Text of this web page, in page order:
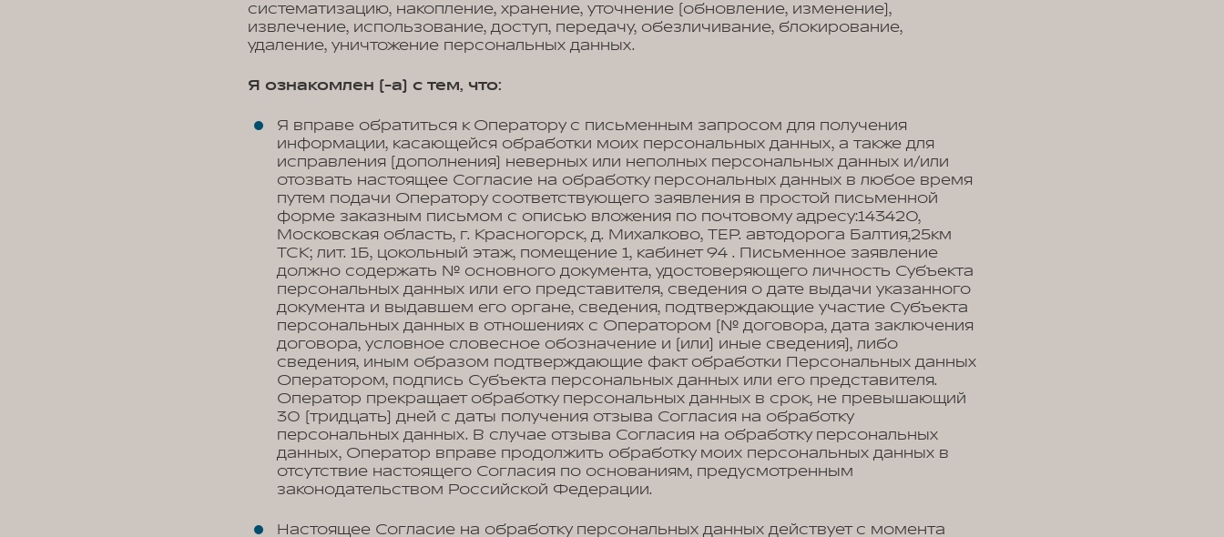
систематизацию, накопление, хранение, уточнение (обновление, изменение),
извлечение, использование, доступ, передачу, обезличивание, блокирование,
удаление, уничтожение персональных данных.
Я ознакомлен (-а) с тем, что:
Я вправе обратиться к Оператору с письменным запросом для получения
информации, касающейся обработки моих персональных данных, а также для
исправления (дополнения) неверных или неполных персональных данных и/или
отозвать настоящее Согласие на обработку персональных данных в любое время
путем подачи Оператору соответствующего заявления в простой письменной
форме заказным письмом с описью вложения по почтовому адресу:143420,
Московская область, г. Красногорск, д. Михалково, ТЕР. автодорога Балтия,25км
ТСК; лит. 1Б, цокольный этаж, помещение 1, кабинет 94 . Письменное заявление
должно содержать № основного документа, удостоверяющего личность Субъекта
персональных данных или его представителя, сведения о дате выдачи указанного
документа и выдавшем его органе, сведения, подтверждающие участие Субъекта
персональных данных в отношениях с Оператором (№ договора, дата заключения
договора, условное словесное обозначение и (или) иные сведения), либо
сведения, иным образом подтверждающие факт обработки Персональных данных
Оператором, подпись Субъекта персональных данных или его представителя.
Оператор прекращает обработку персональных данных в срок, не превышающий
30 (тридцать) дней с даты получения отзыва Согласия на обработку
персональных данных. В случае отзыва Согласия на обработку персональных
данных, Оператор вправе продолжить обработку моих персональных данных в
отсутствие настоящего Согласия по основаниям, предусмотренным
законодательством Российской Федерации.
Настоящее Согласие на обработку персональных данных действует с момента